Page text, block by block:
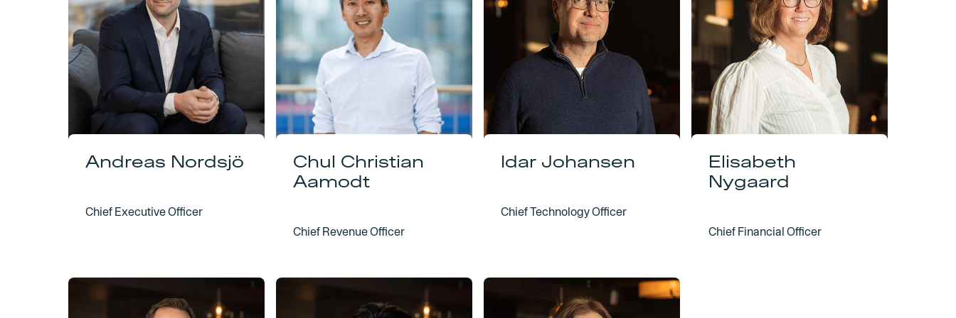
Andreas Nordsjö
Chief Executive Officer
Chul Christian
Aamodt
Chief Revenue Officer
Idar Johansen
Chief Technology Officer
Elisabeth
Nygaard
Chief Financial Officer